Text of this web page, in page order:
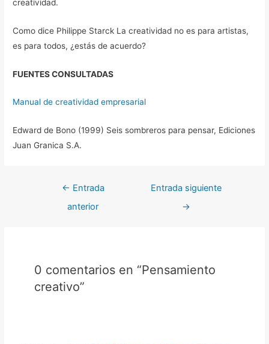
creatividad.
Como dice Philippe Starck La creatividad no es para artistas,
es para todos, ¿estás de acuerdo?
FUENTES CONSULTADAS
Manual de creatividad empresarial
Edward de Bono (1999) Seis sombreros para pensar, Ediciones
Juan Granica S.A.
← Entrada
anterior
Entrada siguiente
→
0 comentarios en “Pensamiento
creativo”